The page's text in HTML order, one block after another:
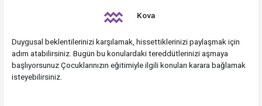
Kova
Duygusal beklentilerinizi karşılamak, hissettiklerinizi paylaşmak için
adım atabilirsiniz. Bugün bu konulardaki tereddütlerinizi aşmaya
başlıyorsunuz Çocuklarınızın eğitimiyle ilgili konuları karara bağlamak
isteyebilirsiniz.